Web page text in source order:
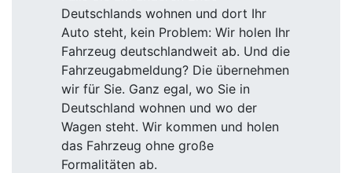
Deutschlands wohnen und dort Ihr
Auto steht, kein Problem: Wir holen Ihr
Fahrzeug deutschlandweit ab. Und die
Fahrzeugabmeldung? Die übernehmen
wir für Sie. Ganz egal, wo Sie in
Deutschland wohnen und wo der
Wagen steht. Wir kommen und holen
das Fahrzeug ohne große
Formalitäten ab.